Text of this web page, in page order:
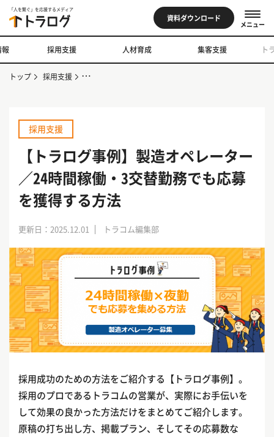
「人を繋ぐ」を応援するメディア
資料ダウンロード
メニュー
採用支援 人材育成 集客支援 ト
トップ 採用支援 【トラログ事例】製造オペレーター／24時間稼働・3交
採用支援
【トラログ事例】製造オペレーター
／24時間稼働・3交替勤務でも応募
を獲得する方法
更新日：2025.12.01 トラコム編集部
採用成功のための方法をご紹介する【トラログ事例】。
採用のプロであるトラコムの営業が、実際にお手伝いを
して効果の良かった方法だけをまとめてご紹介します。
原稿の打ち出し方、掲載プラン、そしてその応募数な